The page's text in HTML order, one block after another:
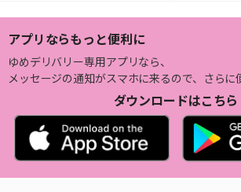
アプリならもっと便利に
ゆめデリバリー専用アプリなら、
メッセージの通知がスマホに来るので、さらに
ダウンロードはこちら